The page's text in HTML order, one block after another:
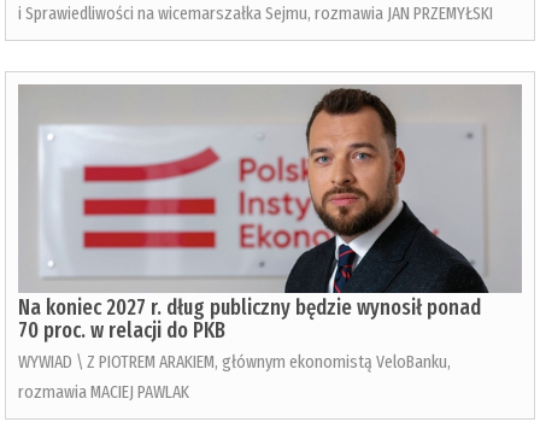
i Sprawiedliwości na wicemarszałka Sejmu, rozmawia JAN PRZEMYŁSKI
Na koniec 2027 r. dług publiczny będzie wynosił ponad
70 proc. w relacji do PKB
WYWIAD \ Z PIOTREM ARAKIEM, głównym ekonomistą VeloBanku,
rozmawia MACIEJ PAWLAK